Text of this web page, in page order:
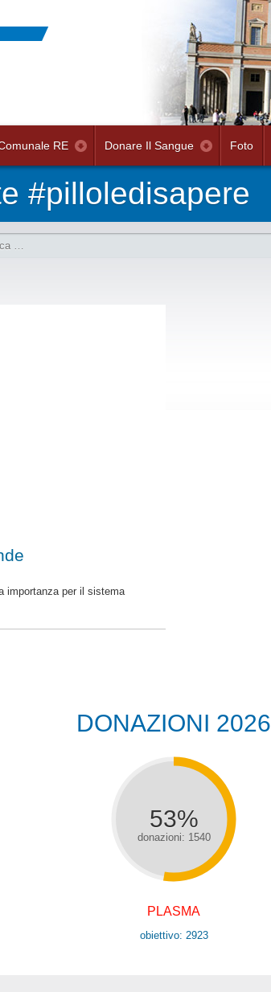
RE Donare Il Sangue Foto
#pilloledisapere
importanza per il sistema
DONAZIONI 2026
53%
donazioni: 1540
PLASMA
obiettivo: 2923